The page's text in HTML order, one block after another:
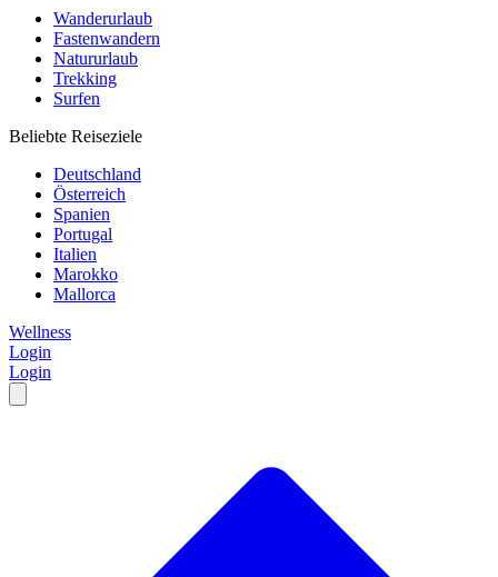
Wanderurlaub
Fastenwandern
Natururlaub
Trekking
Surfen
Beliebte Reiseziele
Deutschland
Österreich
Spanien
Portugal
Italien
Marokko
Mallorca
Wellness
Login
Login